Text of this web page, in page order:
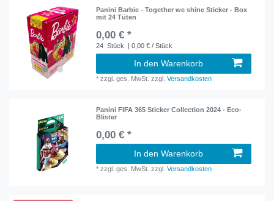
Panini Barbie - Together we shine Sticker - Box
mit 24 Tüten
0,00 € *
24 Stück | 0,00 € / Stück
In den Warenkorb
*zzgl. ges. MwSt. zzgl.Versandkosten
Panini FIFA 365 Sticker Collection 2024 - Eco-
Blister
0,00 € *
In den Warenkorb
*zzgl. ges. MwSt. zzgl.Versandkosten